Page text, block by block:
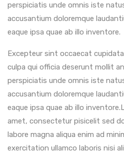
perspiciatis unde omnis iste
accusantium doloremque
eaque ipsa quae ab illo inventore.
Excepteur sint occaecat
culpa qui officia deserunt mollit
perspiciatis unde omnis iste
accusantium doloremque
eaque ipsa quae ab illo
amet, consectetur pisicelit sed
labore magna aliqua enim ad
exercitation ullamco laboris nisi